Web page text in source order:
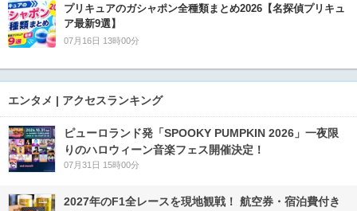
プリキュアのガシャポン全種類まとめ2026【名探偵プリキュ
ア最新9選】
07月16日 13時00分
エンタメ | アクセスランキング
ピューロランド発「SPOOKY PUMPKIN 2026」一夜限
りのハロウィーン音楽フェス開催決定！
07月31日 15時00分
2027年のF1全レースを現地観戦！ 航空券・宿泊費付き